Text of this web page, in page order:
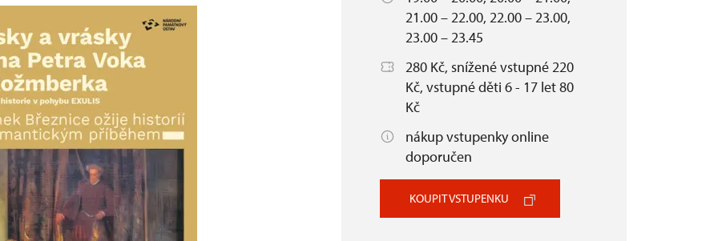
21.00 – 22.00, 22.00 – 23.00,
23.00 – 23.45
280 Kč, snížené vstupné 220
Kč, vstupné děti 6 - 17 let 80
Kč
nákup vstupenky online
doporučen
KOUPIT VSTUPENKU